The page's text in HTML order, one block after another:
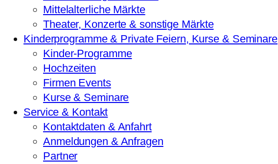
Mittelalterliche Märkte
Theater, Konzerte & sonstige Märkte
Kinderprogramme & Private Feiern, Kurse & Seminare
Kinder-Programme
Hochzeiten
Firmen Events
Kurse & Seminare
Service & Kontakt
Kontaktdaten & Anfahrt
Anmeldungen & Anfragen
Partner